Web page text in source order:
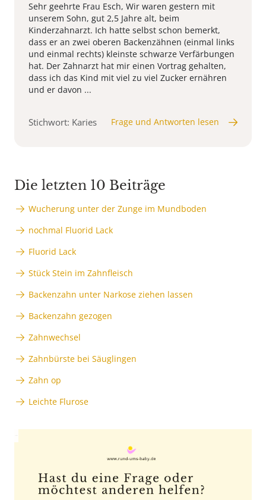
Sehr geehrte Frau Esch, Wir waren gestern mit
unserem Sohn, gut 2,5 Jahre alt, beim
Kinderzahnarzt. Ich hatte selbst schon bemerkt,
dass er an zwei oberen Backenzähnen (einmal links
und einmal rechts) kleinste schwarze Verfärbungen
hat. Der Zahnarzt hat mir einen Vortrag gehalten,
dass ich das Kind mit viel zu viel Zucker ernähren
und er davon ...
Stichwort: Karies Frage und Antworten lesen
Die letzten 10 Beiträge
Wucherung unter der Zunge im Mundboden
nochmal Fluorid Lack
Fluorid Lack
Stück Stein im Zahnfleisch
Backenzahn unter Narkose ziehen lassen
Backenzahn gezogen
Zahnwechsel
Zahnbürste bei Säuglingen
Zahn op
Leichte Flurose